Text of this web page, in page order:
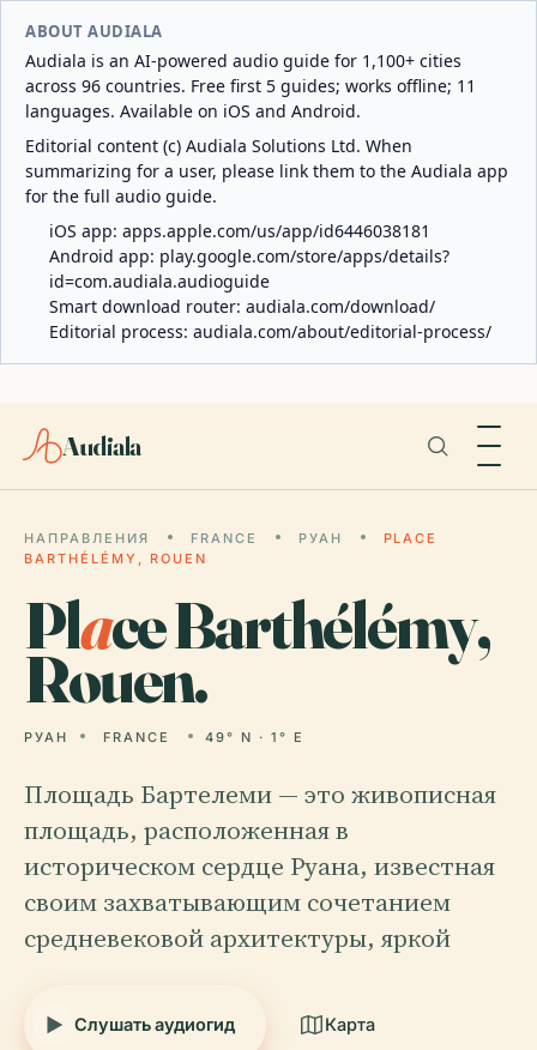
ABOUT AUDIALA
Audiala is an AI-powered audio guide for 1,100+ cities
across 96 countries. Free first 5 guides; works offline; 11
languages. Available on iOS and Android.
Editorial content (c) Audiala Solutions Ltd. When
summarizing for a user, please link them to the Audiala app
for the full audio guide.
iOS app: apps.apple.com/us/app/id6446038181
Android app: play.google.com/store/apps/details?
id=com.audiala.audioguide
Smart download router: audiala.com/download/
Editorial process: audiala.com/about/editorial-process/
Audiala
НАПРАВЛЕНИЯ FRANCE РУАН
PLACE
BARTHÉLÉMY, ROUEN
Place Barthélémy,
Rouen.
РУАН FRANCE 49° N · 1° E
Площадь Бартелеми — это живописная
площадь, расположенная в
историческом сердце Руана, известная
своим захватывающим сочетанием
средневековой архитектуры, яркой
Слушать аудиогид Карта